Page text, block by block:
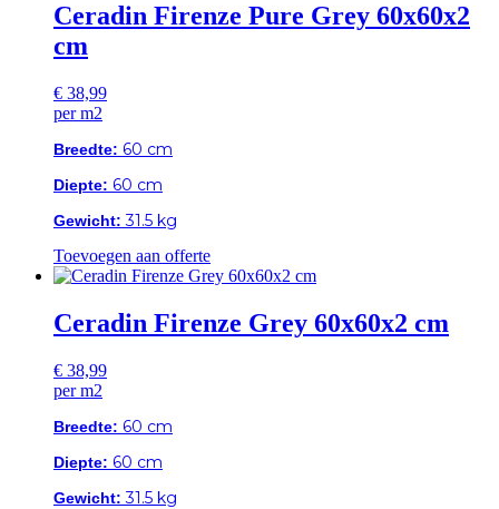
Ceradin Firenze Pure Grey 60x60x2
cm
€ 38,99
per m2
Breedte: 60 cm
Diepte: 60 cm
Gewicht: 31.5 kg
Toevoegen aan offerte
Ceradin Firenze Grey 60x60x2 cm
€ 38,99
per m2
Breedte: 60 cm
Diepte: 60 cm
Gewicht: 31.5 kg